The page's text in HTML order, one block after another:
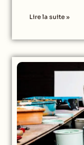
Lire la suite »